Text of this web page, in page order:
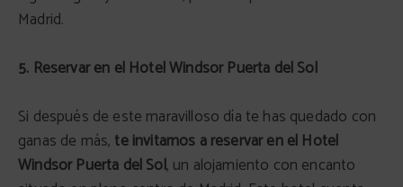
Madrid.
5. Reservar en el Hotel Windsor Puerta del Sol
Si después de este maravilloso día te has quedado con
ganas de más, te invitamos a reservar en el Hotel
Windsor Puerta del Sol, un alojamiento con encanto